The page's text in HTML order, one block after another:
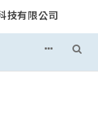
技有限公司